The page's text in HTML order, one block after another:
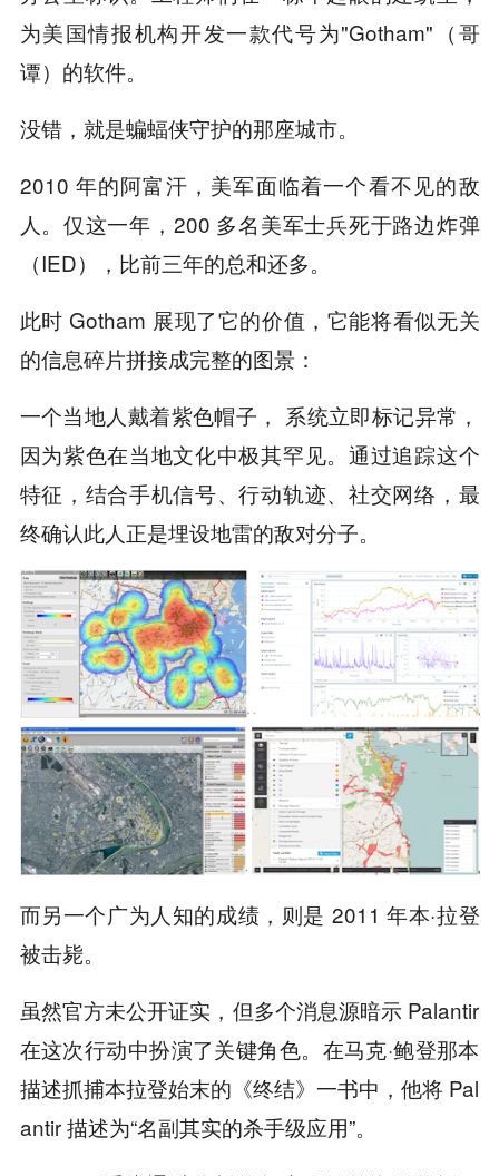
为美国情报机构开发一款代号为"Gotham"（哥
谭）的软件。
没错，就是蝙蝠侠守护的那座城市。
2010 年的阿富汗，美军面临着一个看不见的敌
人。仅这一年，200 多名美军士兵死于路边炸弹
（IED），比前三年的总和还多。
此时 Gotham 展现了它的价值，它能将看似无关
的信息碎片拼接成完整的图景：
一个当地人戴着紫色帽子， 系统立即标记异常，
因为紫色在当地文化中极其罕见。通过追踪这个
特征，结合手机信号、行动轨迹、社交网络，最
终确认此人正是埋设地雷的敌对分子。
而另一个广为人知的成绩，则是 2011 年本·拉登
被击毙。
虽然官方未公开证实，但多个消息源暗示 Palantir
在这次行动中扮演了关键角色。在马克·鲍登那本
描述抓捕本拉登始末的《终结》一书中，他将 Pal
antir 描述为“名副其实的杀手级应用”。